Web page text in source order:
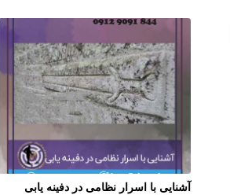
آشنایی با اسرار نظامی در دفینه یابی